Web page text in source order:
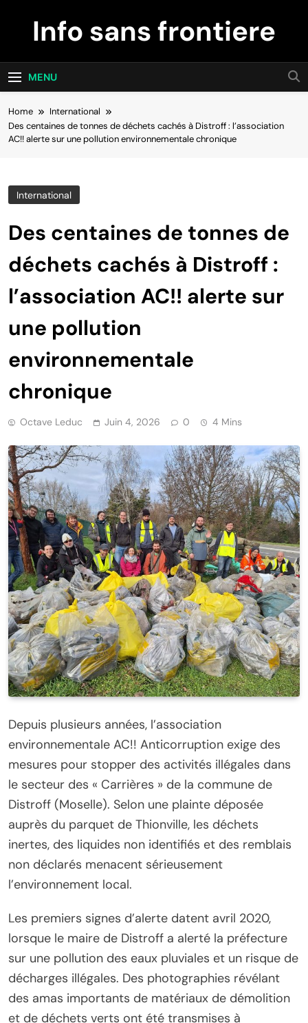
contentInfo sans frontiere
MENU
Home
International
Des centaines de tonnes de déchets cachés à Distroff : l’association
AC!! alerte sur une pollution environnementale chronique
International
Des centaines de tonnes de
déchets cachés à Distroff :
l’association AC!! alerte sur
une pollution
environnementale
chronique
Octave Leduc Juin 4, 2026 0 4 Mins
Depuis plusieurs années, l’association
environnementale AC!! Anticorruption exige des
mesures pour stopper des activités illégales dans
le secteur des « Carrières » de la commune de
Distroff (Moselle). Selon une plainte déposée
auprès du parquet de Thionville, les déchets
inertes, des liquides non identifiés et des remblais
non déclarés menacent sérieusement
l’environnement local.
Les premiers signes d’alerte datent avril 2020,
lorsque le maire de Distroff a alerté la préfecture
sur une pollution des eaux pluviales et un risque de
décharges illégales. Des photographies révélant
des amas importants de matériaux de démolition
et de déchets verts ont été transmises à